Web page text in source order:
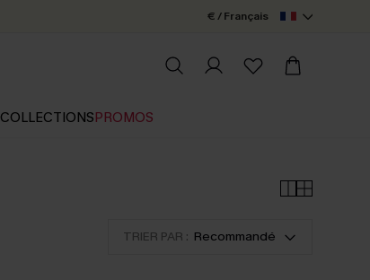
€ / Français
COLLECTIONSPROMOS
TRIER PAR : Recommandé